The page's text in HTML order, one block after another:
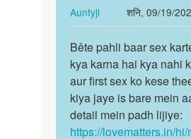
baar
sex
by
Auntyji
Auntyji
शनि, 09/19/
In
reply
to
Sex
kaise
kare
by
pankaj
Bête
pahli
baar
sex
karte…
Bête pahli baar sex
kya karna hai kya nahi
aur first sex ko kese
kiya jaye is bare mein
detail mein padh lijiye:
https://lovematters.in/